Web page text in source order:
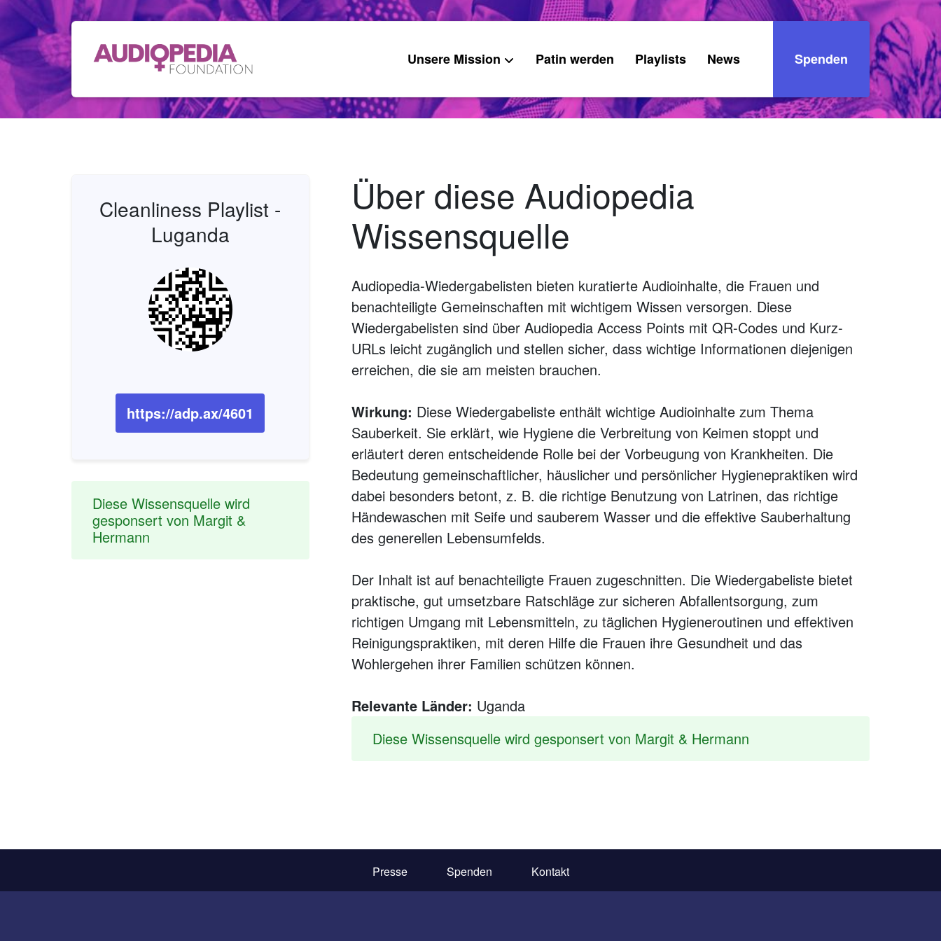
Unsere Mission Patin werden Playlists News Spenden
Cleanliness Playlist -
Luganda
https://adp.ax/4601
Diese Wissensquelle wird
gesponsert von Margit &
Hermann
Über diese Audiopedia
Wissensquelle
Audiopedia-Wiedergabelisten bieten kuratierte Audioinhalte, die Frauen und
benachteiligte Gemeinschaften mit wichtigem Wissen versorgen. Diese
Wiedergabelisten sind über Audiopedia Access Points mit QR-Codes und Kurz-
URLs leicht zugänglich und stellen sicher, dass wichtige Informationen diejenigen
erreichen, die sie am meisten brauchen.
Wirkung: Diese Wiedergabeliste enthält wichtige Audioinhalte zum Thema
Sauberkeit. Sie erklärt, wie Hygiene die Verbreitung von Keimen stoppt und
erläutert deren entscheidende Rolle bei der Vorbeugung von Krankheiten. Die
Bedeutung gemeinschaftlicher, häuslicher und persönlicher Hygienepraktiken wird
dabei besonders betont, z. B. die richtige Benutzung von Latrinen, das richtige
Händewaschen mit Seife und sauberem Wasser und die effektive Sauberhaltung
des generellen Lebensumfelds.
Der Inhalt ist auf benachteiligte Frauen zugeschnitten. Die Wiedergabeliste bietet
praktische, gut umsetzbare Ratschläge zur sicheren Abfallentsorgung, zum
richtigen Umgang mit Lebensmitteln, zu täglichen Hygieneroutinen und effektiven
Reinigungspraktiken, mit deren Hilfe die Frauen ihre Gesundheit und das
Wohlergehen ihrer Familien schützen können.
Relevante Länder: Uganda
Diese Wissensquelle wird gesponsert von Margit & Hermann
Presse Spenden Kontakt